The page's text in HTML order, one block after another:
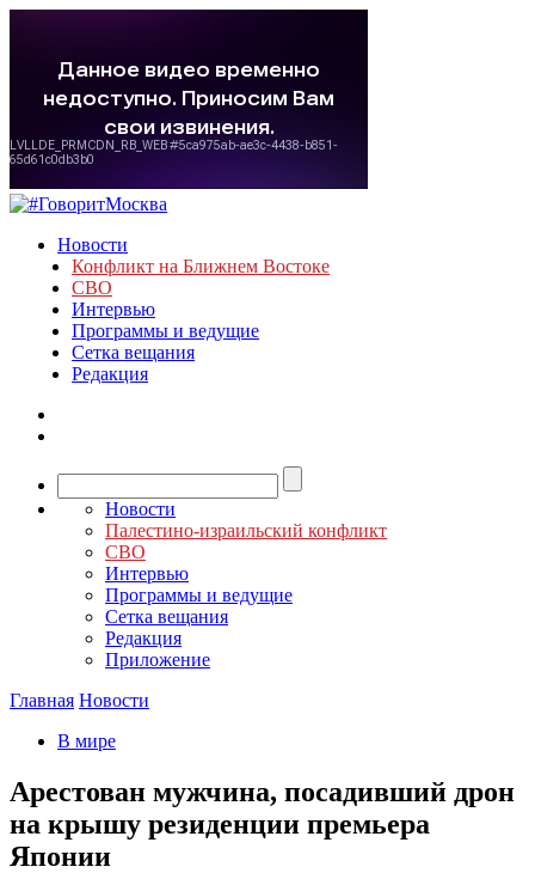
Новости
Конфликт на Ближнем Востоке
СВО
Интервью
Программы и ведущие
Сетка вещания
Редакция
Новости
Палестино-израильский конфликт
СВО
Интервью
Программы и ведущие
Сетка вещания
Редакция
Приложение
Главная Новости
В мире
Арестован мужчина, посадивший дрон
на крышу резиденции премьера
Японии